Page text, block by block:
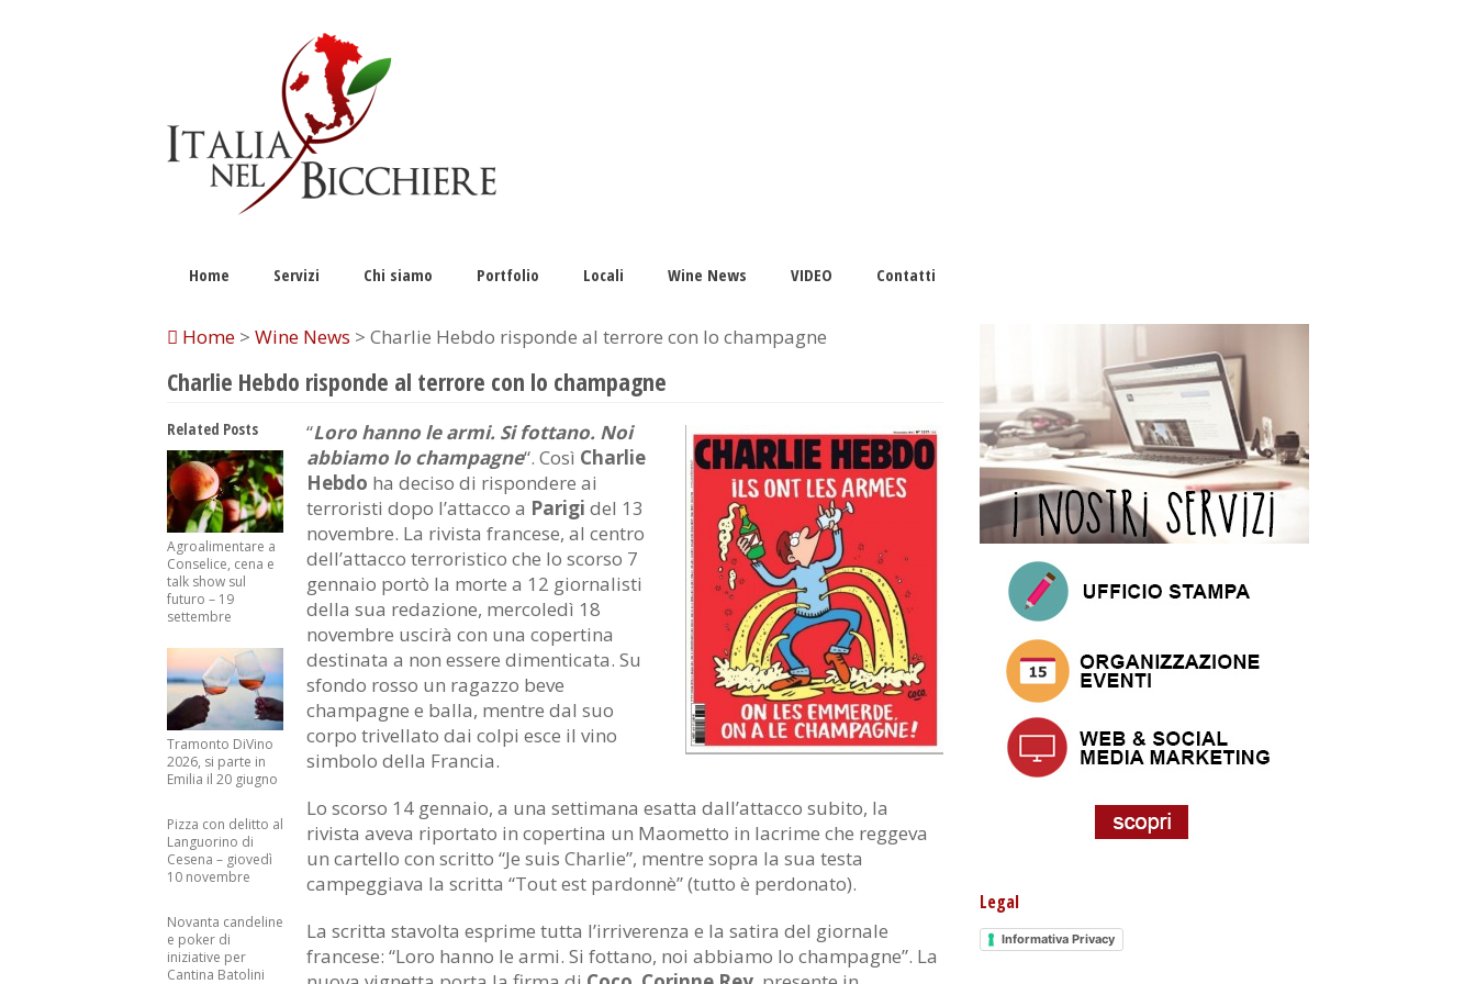
Home Servizi Chi siamo Portfolio Locali Wine News VIDEO Contatti
Home > Wine News > Charlie Hebdo risponde al terrore con lo champagne
Charlie Hebdo risponde al terrore con lo champagne
“Loro hanno le armi. Si fottano. Noi
abbiamo lo champagne“. Così Charlie
Hebdo ha deciso di rispondere ai
terroristi dopo l’attacco a Parigi del 13
novembre. La rivista francese, al centro
dell’attacco terroristico che lo scorso 7
gennaio portò la morte a 12 giornalisti
della sua redazione, mercoledì 18
novembre uscirà con una copertina
destinata a non essere dimenticata. Su
sfondo rosso un ragazzo beve
champagne e balla, mentre dal suo
corpo trivellato dai colpi esce il vino
simbolo della Francia.
Lo scorso 14 gennaio, a una settimana esatta dall’attacco subito, la
rivista aveva riportato in copertina un Maometto in lacrime che reggeva
un cartello con scritto “Je suis Charlie”, mentre sopra la sua testa
campeggiava la scritta “Tout est pardonnè” (tutto è perdonato).
La scritta stavolta esprime tutta l’irriverenza e la satira del giornale
francese: “Loro hanno le armi. Si fottano, noi abbiamo lo champagne”. La
Related Posts
Agroalimentare a
Conselice, cena e
talk show sul
futuro – 19
settembre
Tramonto DiVino
2026, si parte in
Emilia il 20 giugno
Pizza con delitto al
Languorino di
Cesena – giovedì
10 novembre
Novanta candeline
e poker di
iniziative per
Cantina Batolini
Legal
Informativa Privacy